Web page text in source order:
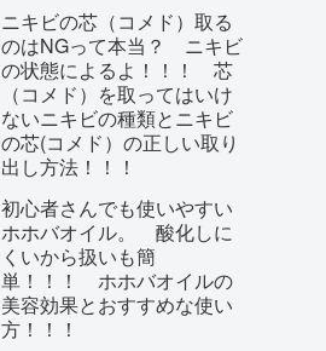
ニキビの芯（コメド）取る
のはNGって本当？ ニキビ
の状態によるよ！！！ 芯
（コメド）を取ってはいけ
ないニキビの種類とニキビ
の芯(コメド）の正しい取り
出し方法！！！
初心者さんでも使いやすい
ホホバオイル。 酸化しに
くいから扱いも簡
単！！！ ホホバオイルの
美容効果とおすすめな使い
方！！！